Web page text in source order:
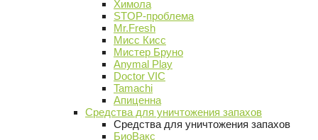
Химола
STOP-проблема
Mr.Fresh
Мисс Кисс
Мистер Бруно
Anymal Play
Doctor VIC
Tamachi
Апиценна
Средства для уничтожения запахов
Средства для уничтожения запахов
БиоВакс